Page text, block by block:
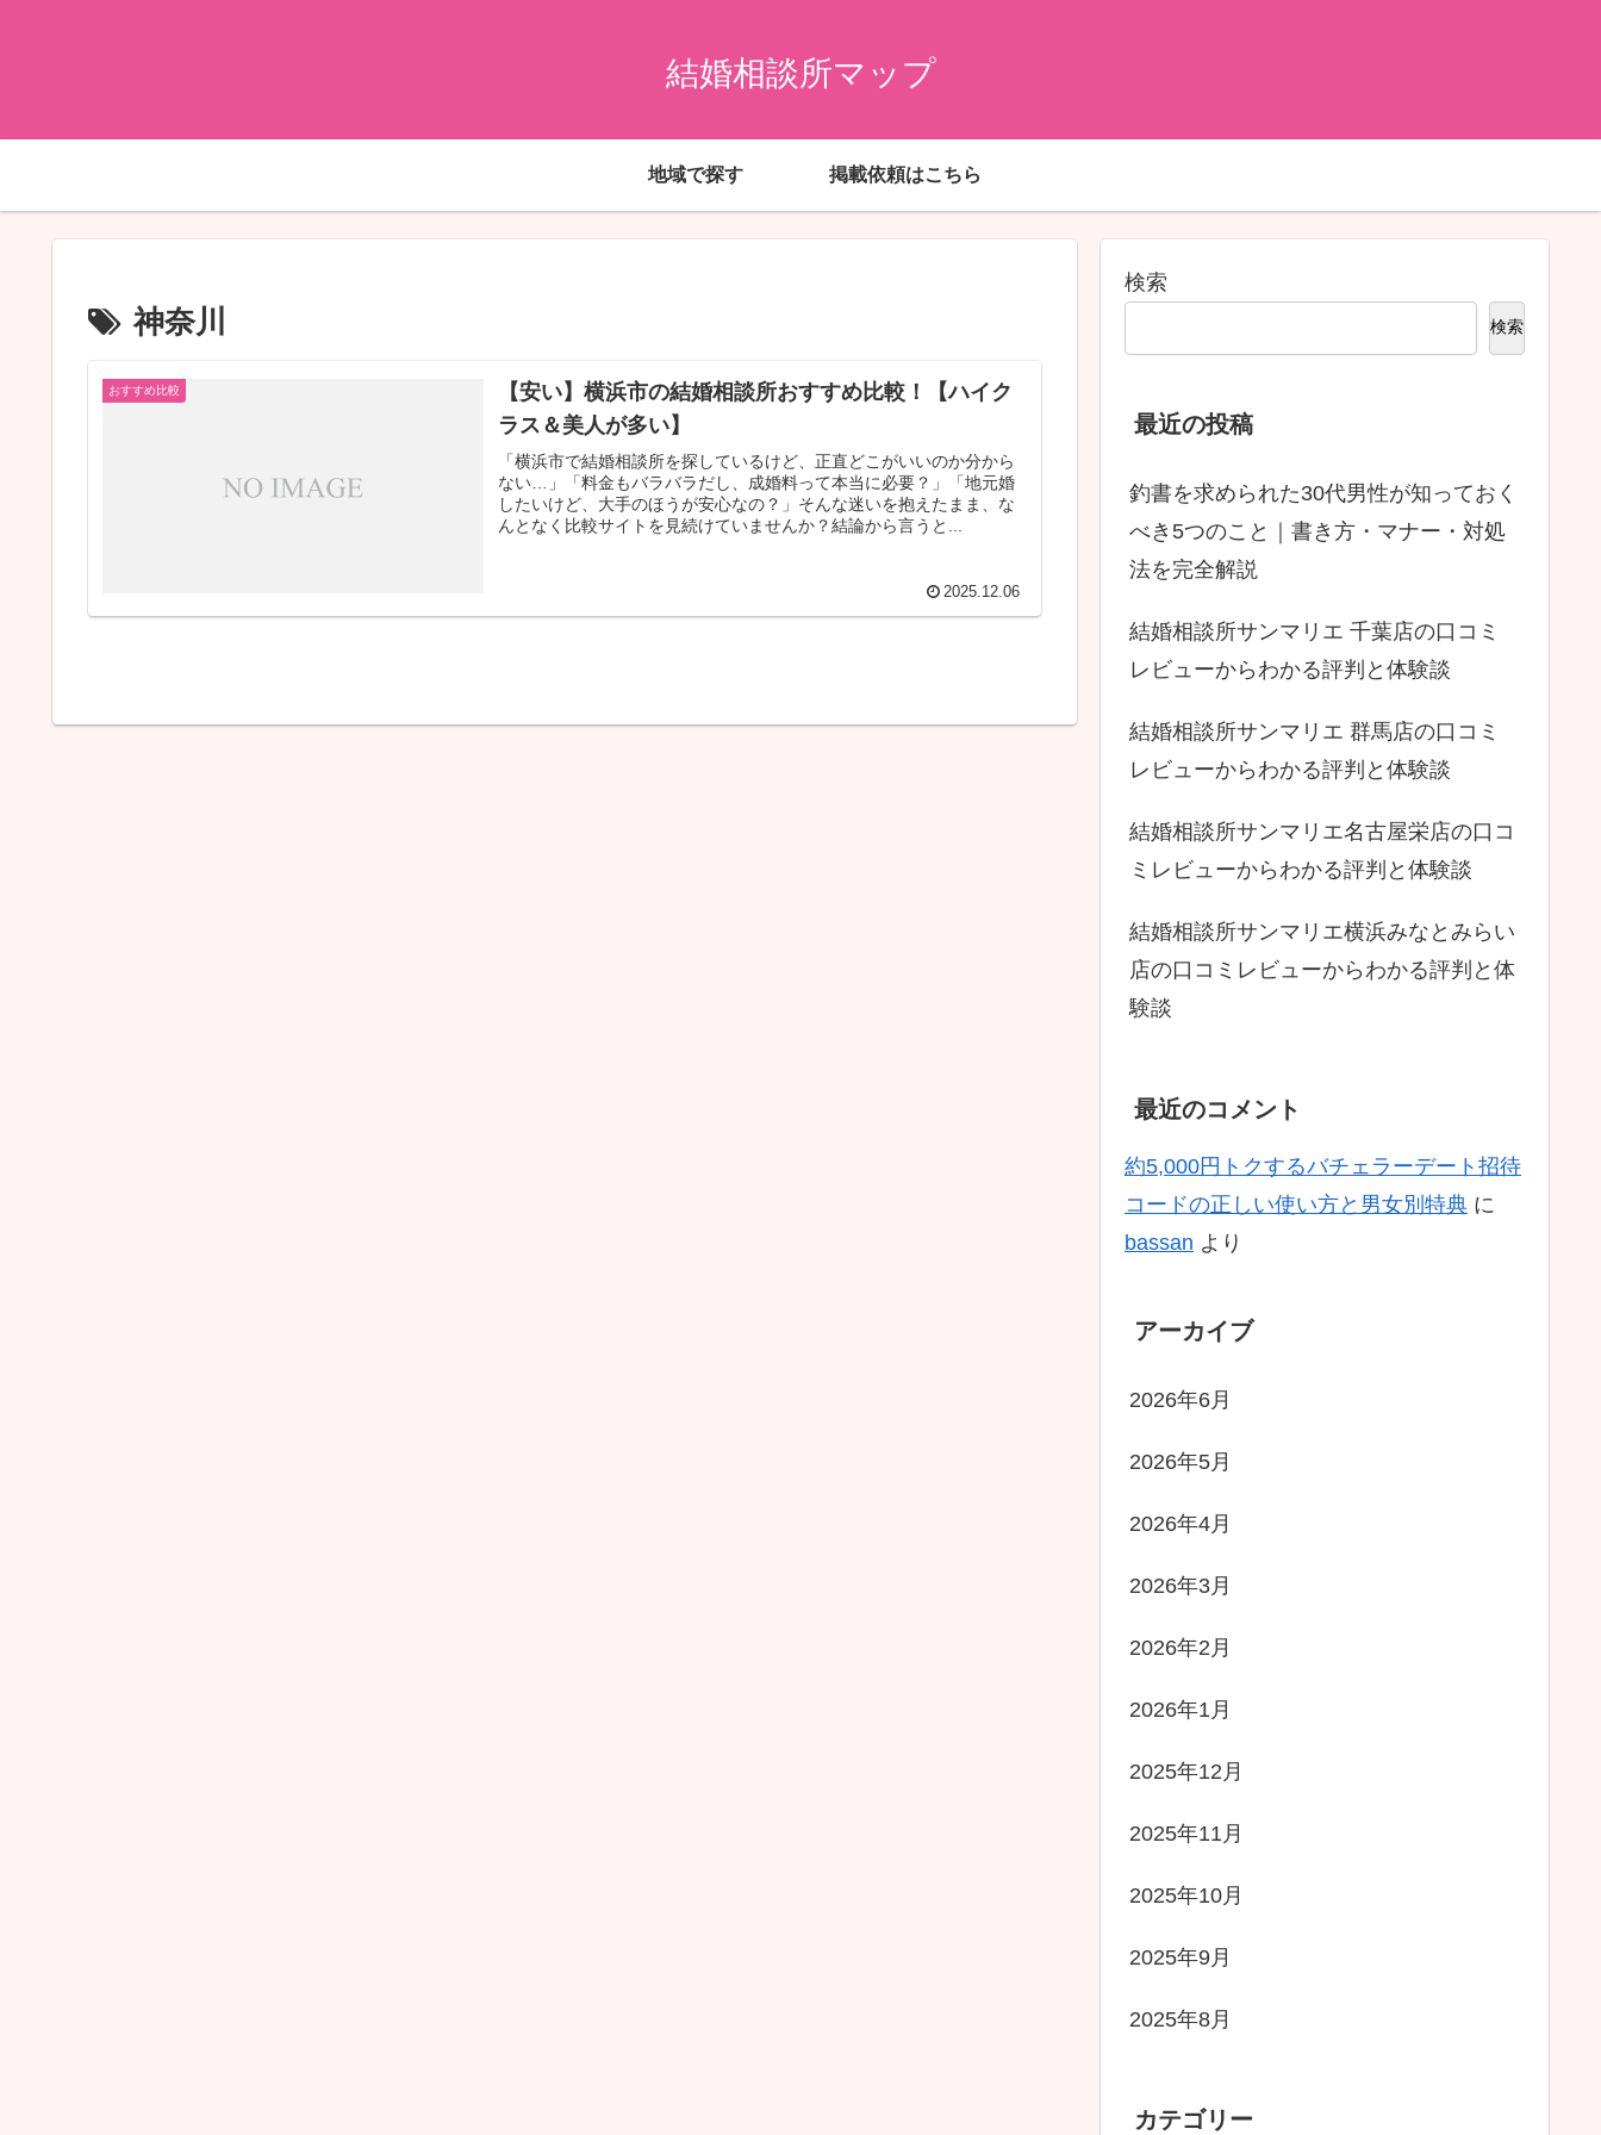
結婚相談所マップ
地域で探す 掲載依頼はこちら
神奈川
おすすめ比較
【安い】横浜市の結婚相談所おすすめ比較！【ハイク
ラス＆美人が多い】
「横浜市で結婚相談所を探しているけど、正直どこがいいのか分から
ない…」「料金もバラバラだし、成婚料って本当に必要？」「地元婚
したいけど、大手のほうが安心なの？」そんな迷いを抱えたまま、な
んとなく比較サイトを見続けていませんか？結論から言うと...
2025.12.06
検索
検索
最近の投稿
釣書を求められた30代男性が知っておく
べき5つのこと｜書き方・マナー・対処
法を完全解説
結婚相談所サンマリエ 千葉店の口コミ
レビューからわかる評判と体験談
結婚相談所サンマリエ 群馬店の口コミ
レビューからわかる評判と体験談
結婚相談所サンマリエ名古屋栄店の口コ
ミレビューからわかる評判と体験談
結婚相談所サンマリエ横浜みなとみらい
店の口コミレビューからわかる評判と体
験談
最近のコメント
約5,000円トクするバチェラーデート招待
コードの正しい使い方と男女別特典 に
bassan より
アーカイブ
2026年6月
2026年5月
2026年4月
2026年3月
2026年2月
2026年1月
2025年12月
2025年11月
2025年10月
2025年9月
2025年8月
カテゴリー